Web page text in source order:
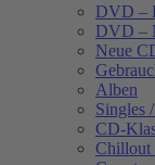
DVD –
DVD –
Neue
Alben
Singles
CD-
Chillout